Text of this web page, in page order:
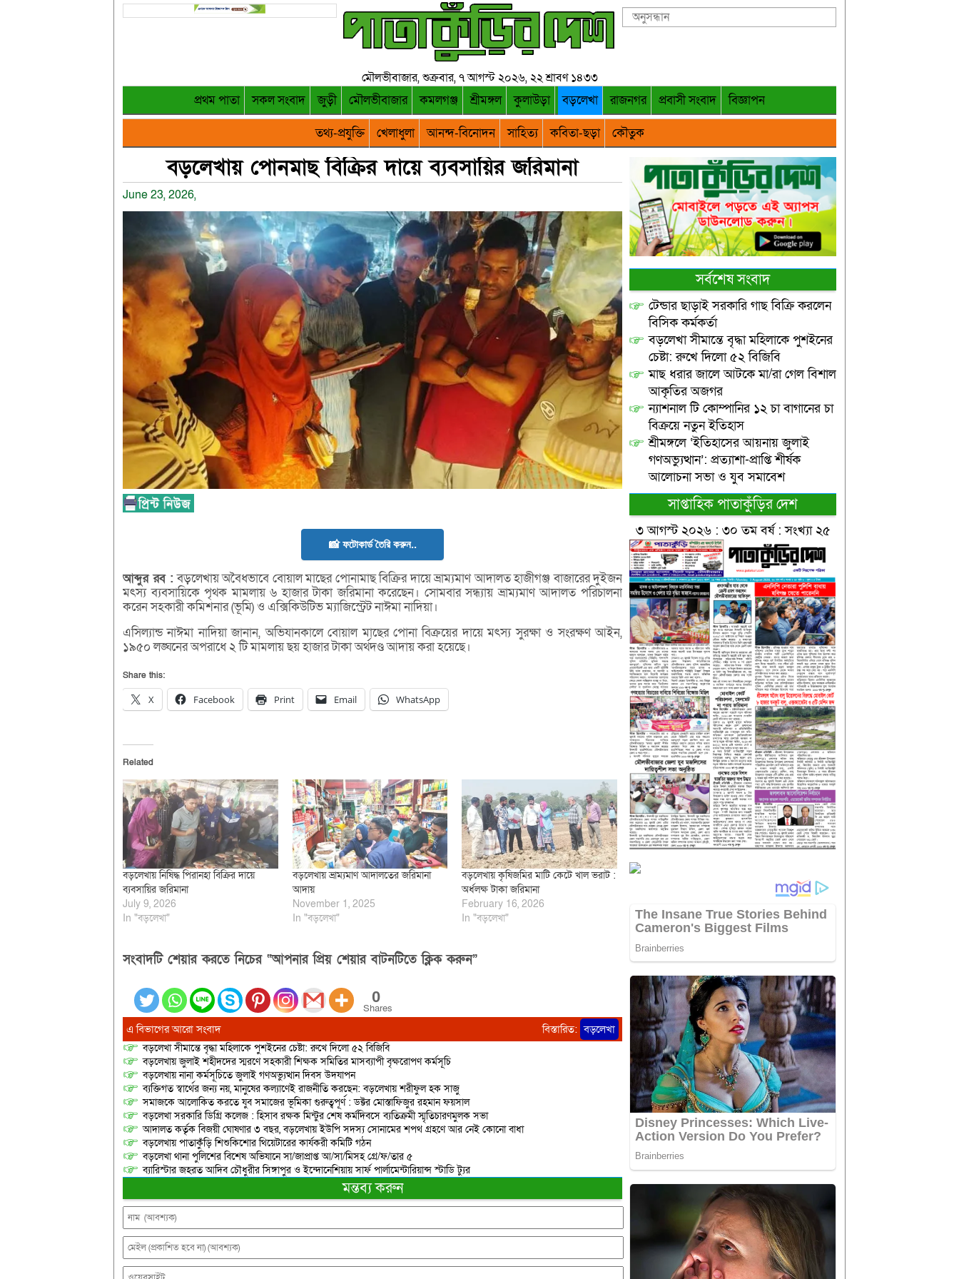
মৌলভীবাজার, শুক্রবার, ৭ আগস্ট ২০২৬, ২২ শ্রাবণ ১৪৩৩
প্রথম পাতা সকল সংবাদ জুড়ী মৌলভীবাজার কমলগঞ্জ শ্রীমঙ্গল কুলাউড়া বড়লেখা রাজনগর প্রবাসী সংবাদ
বিজ্ঞাপন
তথ্য-প্রযুক্তি
খেলাধুলা আনন্দ-বিনোদন সাহিত্য কবিতা-ছড়া কৌতুক
বড়লেখায় পোনমাছ বিক্রির দায়ে ব্যবসায়ির জরিমানা
June 23, 2026,
📸 ফটোকার্ড তৈরি করুন..
আব্দুররব : বড়লেখায় অবৈধভাবে বোয়াল মাছের পোনামাছ বিক্রির দায়ে ভ্রাম্যমাণ আদালত হাজীগঞ্জ বাজারের দুইজন
মৎস্য ব্যবসায়িকে পৃথক মামলায় ৬ হাজার টাকা জরিমানা করেছেন। সোমবার সন্ধ্যায় ভ্রাম্যমাণ আদালত পরিচালনা
করেন সহকারী কমিশনার (ভূমি) ও এক্সিকিউটিভ ম্যাজিস্ট্রেট নাঈমা নাদিয়া।
এসিল্যান্ড নাঈমা নাদিয়া জানান, অভিযানকালে বোয়াল মাছের পোনা বিক্রয়ের দায়ে মৎস্য সুরক্ষা ও সংরক্ষণ আইন,
১৯৫০ লঙ্ঘনের অপরাধে ২ টি মামলায় ছয় হাজার টাকা অর্থদণ্ড আদায় করা হয়েছে।
Share this:
X Facebook Print Email WhatsApp
Related
বড়লেখায় নিষিদ্ধ পিরানহা বিক্রির দায়ে
ব্যবসায়ির জরিমানা
July 9, 2026
In "বড়লেখা"
বড়লেখায় ভ্রাম্যমাণ আদালতের জরিমানা
আদায়
November 1, 2025
In "বড়লেখা"
বড়লেখায় কৃষিজমির মাটি কেটে খাল ভরাট :
অর্ধলক্ষ টাকা জরিমানা
February 16, 2026
In "বড়লেখা"
সংবাদটি শেয়ার করতে নিচের “আপনার প্রিয় শেয়ার বাটনটিতে ক্লিক করুন”
0
Shares
এ বিভাগের আরো সংবাদ বিস্তারিত: বড়লেখা
বড়লেখা সীমান্তে বৃদ্ধা মহিলাকে পুশইনের চেষ্টা: রুখে দিলো ৫২ বিজিবি
বড়লেখায় জুলাই শহীদদের স্মরণে সহকারী শিক্ষক সমিতির মাসব্যাপী বৃক্ষরোপণ কর্মসূচি
বড়লেখায় নানা কর্মসূচিতে জুলাই গণঅভ্যুত্থান দিবস উদযাপন
ব্যক্তিগত স্বার্থের জন্য নয়, মানুষের কল্যাণেই রাজনীতি করছেন: বড়লেখায় শরীফুল হক সাজু
সমাজকে আলোকিত করতে যুব সমাজের ভূমিকা গুরুত্বপূর্ণ : ডক্টর মোস্তাফিজুর রহমান ফয়সাল
বড়লেখা সরকারি ডিগ্রি কলেজ : হিসাব রক্ষক মিন্টুর শেষ কর্মদিবসে ব্যতিক্রমী স্মৃতিচারণমুলক সভা
আদালত কর্তৃক বিজয়ী ঘোষণার ৩ বছর, বড়লেখায় ইউপি সদস্য সোনামের শপথ গ্রহণে আর নেই কোনো বাধা
বড়লেখায় পাতাকুঁড়ি শিশুকিশোর থিয়েটারের কার্যকরী কমিটি গঠন
বড়লেখা থানা পুলিশের বিশেষ অভিযানে সা/জাপ্রাপ্ত আ/সা/মিসহ গ্রে/ফ/তার ৫
ব্যারিস্টার জহরত আদিব চৌধুরীর সিঙ্গাপুর ও ইন্দোনেশিয়ায় সার্ফ পার্লামেন্টারিয়ান্স স্টাডি ট্যুর
মন্তব্য করুন
সর্বশেষ সংবাদ
টেন্ডার ছাড়াই সরকারি গাছ বিক্রি করলেন
বিসিক কর্মকর্তা
বড়লেখা সীমান্তে বৃদ্ধা মহিলাকে পুশইনের
চেষ্টা: রুখে দিলো ৫২ বিজিবি
মাছ ধরার জালে আটকে মা/রা গেল বিশাল
আকৃতির অজগর
ন্যাশনাল টি কোম্পানির ১২ চা বাগানের চা
বিক্রয়ে নতুন ইতিহাস
শ্রীমঙ্গলে ‘ইতিহাসের আয়নায় জুলাই
গণঅভ্যুত্থান’: প্রত্যাশা-প্রাপ্তি শীর্ষক
আলোচনা সভা ও যুব সমাবেশ
সাপ্তাহিক পাতাকুঁড়ির দেশ
৩ আগস্ট ২০২৬ : ৩০ তম বর্ষ : সংখ্যা ২৫